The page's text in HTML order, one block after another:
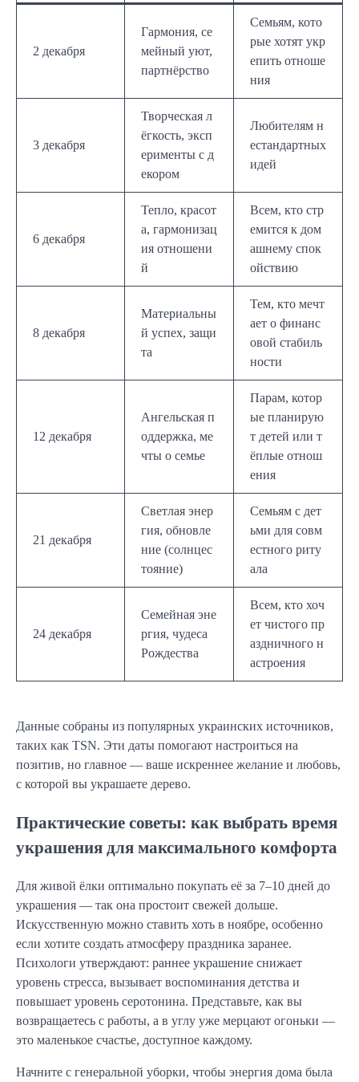
2 декабря
Гармония, се
мейный уют,
партнёрство
Семьям, кото
рые хотят укр
епить отноше
ния
3 декабря
Творческая л
ёгкость, эксп
ерименты с д
екором
Любителям н
естандартных
идей
6 декабря
Тепло, красот
а, гармонизац
ия отношени
й
Всем, кто стр
емится к дом
ашнему спок
ойствию
8 декабря
Материальны
й успех, защи
та
Тем, кто мечт
ает о финанс
овой стабиль
ности
12 декабря
Ангельская п
оддержка, ме
чты о семье
Парам, котор
ые планирую
т детей или т
ёплые отнош
ения
21 декабря
Светлая энер
гия, обновле
ние (солнцес
тояние)
Семьям с дет
ьми для совм
естного риту
ала
24 декабря
Семейная эне
ргия, чудеса
Рождества
Всем, кто хоч
ет чистого пр
аздничного н
астроения
Данные собраны из популярных украинских источников,
таких как TSN. Эти даты помогают настроиться на
позитив, но главное — ваше искреннее желание и любовь,
с которой вы украшаете дерево.
Практические советы: как выбрать время
украшения для максимального комфорта
Для живой ёлки оптимально покупать её за 7–10 дней до
украшения — так она простоит свежей дольше.
Искусственную можно ставить хоть в ноябре, особенно
если хотите создать атмосферу праздника заранее.
Психологи утверждают: раннее украшение снижает
уровень стресса, вызывает воспоминания детства и
повышает уровень серотонина. Представьте, как вы
возвращаетесь с работы, а в углу уже мерцают огоньки —
это маленькое счастье, доступное каждому.
Начните с генеральной уборки, чтобы энергия дома была